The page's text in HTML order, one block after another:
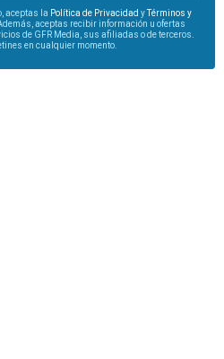
aceptas la Política de Privacidad yTérminos y
aceptas recibir información u ofertas
de GFR Media, sus afiliadas o de terceros.
en cualquier momento.